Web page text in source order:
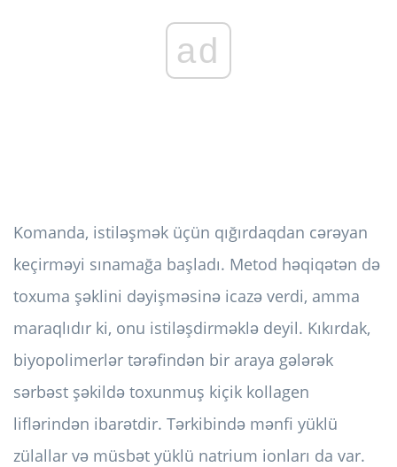
ad
Komanda, istiləşmək üçün qığırdaqdan cərəyan
keçirməyi sınamağa başladı. Metod həqiqətən də
toxuma şəklini dəyişməsinə icazə verdi, amma
maraqlıdır ki, onu istiləşdirməklə deyil. Kıkırdak,
biyopolimerlər tərəfindən bir araya gələrək
sərbəst şəkildə toxunmuş kiçik kollagen
liflərindən ibarətdir. Tərkibində mənfi yüklü
zülallar və müsbət yüklü natrium ionları da var.